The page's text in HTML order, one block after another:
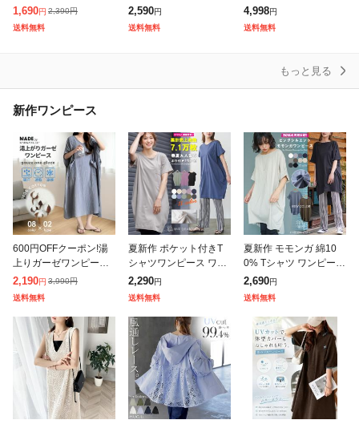
ス カットソー Tシャツ
長袖 半袖 トップス レ
ディース Vネック ラウ
1,690円 2,390円
送料無料
策 日焼け コーディガン
レディース 春夏 uvカッ
ト トップス ドルマン
2,590円
送料無料
レディース メロウシャ
ツ 半袖 オーバーサイズ
ポップコーン ジャガー
4,998円
送料無料
もっと見る
新作ワンピース
600円OFFクーポン!湯
上りガーゼワンピース
ガーゼ ワンピース 湯上
りワンピ タオルワンピ
ガーゼ ルームワンピー
ス 綿10
2,190円 3,990円
送料無料
夏新作 ポケット付きT
シャツワンピース ワン
ピース レディース カッ
トソー 半袖 無地 クル
ー ロング丈 レディース
春夏ミリア
2,290円
送料無料
夏新作 モモンガ 綿10
0% Tシャツ ワンピース
半袖 クルーネック チュ
ニック カットソー M L
レディース 春 ミリアン
2,690円
送料無料